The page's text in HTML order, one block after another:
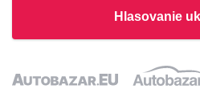
Hlasovanie